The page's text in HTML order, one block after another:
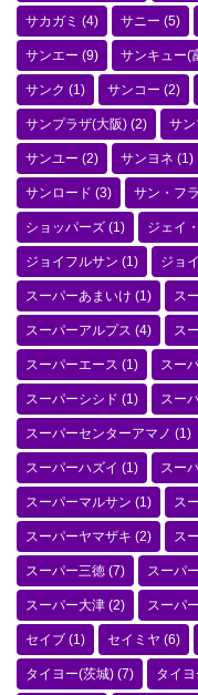
サカガミ (4) サニー (5)
サンエー (9) サンキュー(
サンク (1) サンコー (2)
サンプラザ(大阪) (2) サ
サンユー (2) サンヨネ (1)
サンロード (3) サン・フ
ショッパーズ (1) ジェイ
ジョイフルサン (1) ジョ
スーパーあまいけ (1) ス
スーパーアルプス (4) ス
スーパーエース (1) スー
スーパーシシド (1) スー
スーパーセンターアマノ (1)
スーパーハズイ (1) スー
スーパーマルサン (1) ス
スーパーヤマザキ (2) ス
スーパー三徳 (7) スーパ
スーパー大津 (2) スーパ
セイブ (1) セイミヤ (6)
タイヨー(茨城) (7) タイ